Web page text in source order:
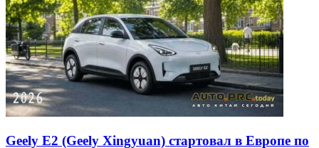
Geely E2 (Geely Xingyuan) стартовал в Европе по